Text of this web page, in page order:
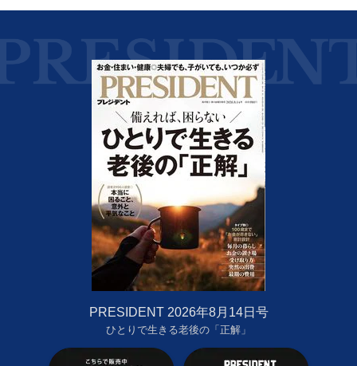
PRESIDENT 2026年8月14日号
ひとりで生きる老後の「正解」